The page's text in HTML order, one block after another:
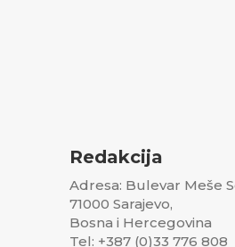
Redakcija
Adresa: Bulevar Meše
71000 Sarajevo,
Bosna i Hercegovina
Tel: +387 (0)33 776 808